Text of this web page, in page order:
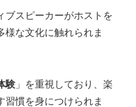
ブスピーカーがホストを
様な文化に触れられま
験 」を重視しており、楽
習慣を身につけられま